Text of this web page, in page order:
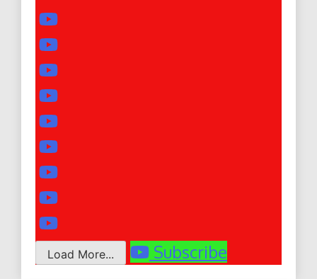
Load More... Subscribe